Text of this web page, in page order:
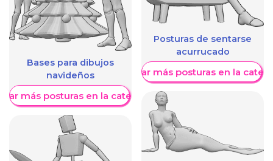
Bases para dibujos
navideños
más posturas en la categoría
Posturas de sentarse
acurrucado
Mostrar más posturas en la